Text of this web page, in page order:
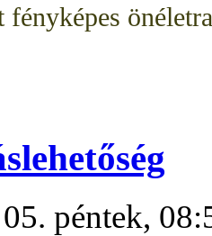
fényképes
péntek,